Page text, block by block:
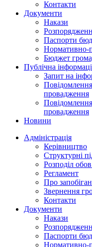
Контакти
Документи
Накази
Паспорти
Нормативно-
Бюджет
Публічна
Запит на
провадження
провадження
Новини
Адміністрація
Керівництво
Структурні
Розподіл
Регламент
Про
Звернення
Контакти
Документи
Накази
Паспорти
Нормативно-